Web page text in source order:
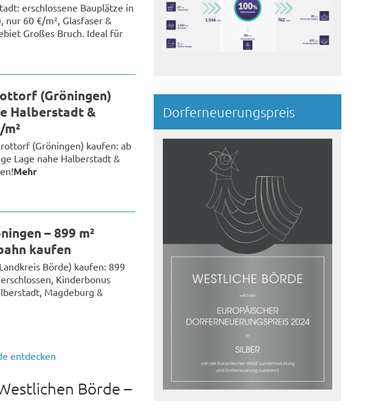
erschlossene Bauplätze in
60 €/m², Glasfaser &
Großes Bruch. Ideal für
(Gröningen)
Halberstadt &
(Gröningen) kaufen: ab
Lage nahe Halberstadt &
Mehr
– 899 m²
kaufen
Börde) kaufen: 899
Kinderbonus
Magdeburg &
entdecken
Börde –
Dorferneuerungspreis